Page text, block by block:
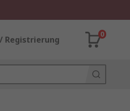
Registrierung
0